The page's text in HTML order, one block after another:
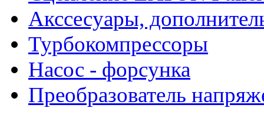
Акссесуары,
Турбокомпрессоры
Насос - форсунка
Преобразователь